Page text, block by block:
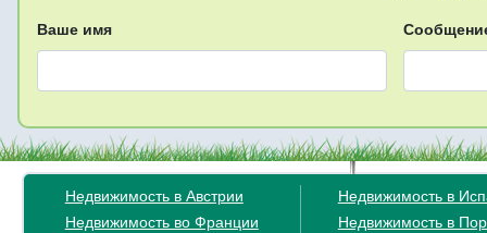
Ваше имя
Недвижимость в Австрии
Недвижимость во Франции
Недвижимость в
Недвижимость в